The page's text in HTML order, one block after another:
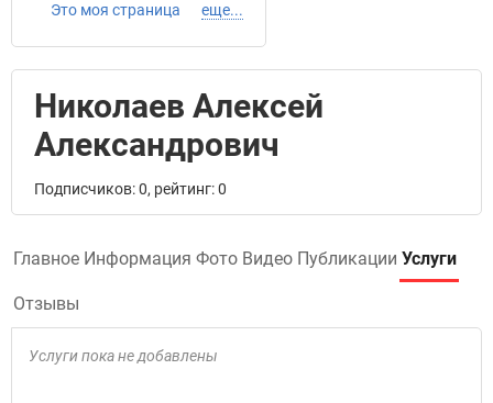
Это моя страница еще...
Николаев Алексей
Александрович
Подписчиков: 0, рейтинг: 0
Главное Информация Фото Видео Публикации Услуги
Отзывы
Услуги пока не добавлены